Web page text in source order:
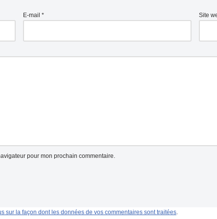
E-mail* Site
pour mon prochain commentaire.
sur la façon dont les données de vos commentaires sont traitées.